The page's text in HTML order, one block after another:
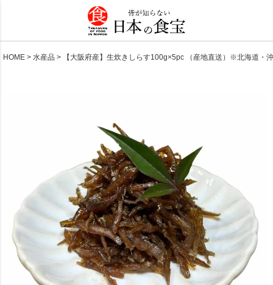
HOME 水産品 【大阪府産】生炊きしらす100g×5pc （産地直送）※北海道・